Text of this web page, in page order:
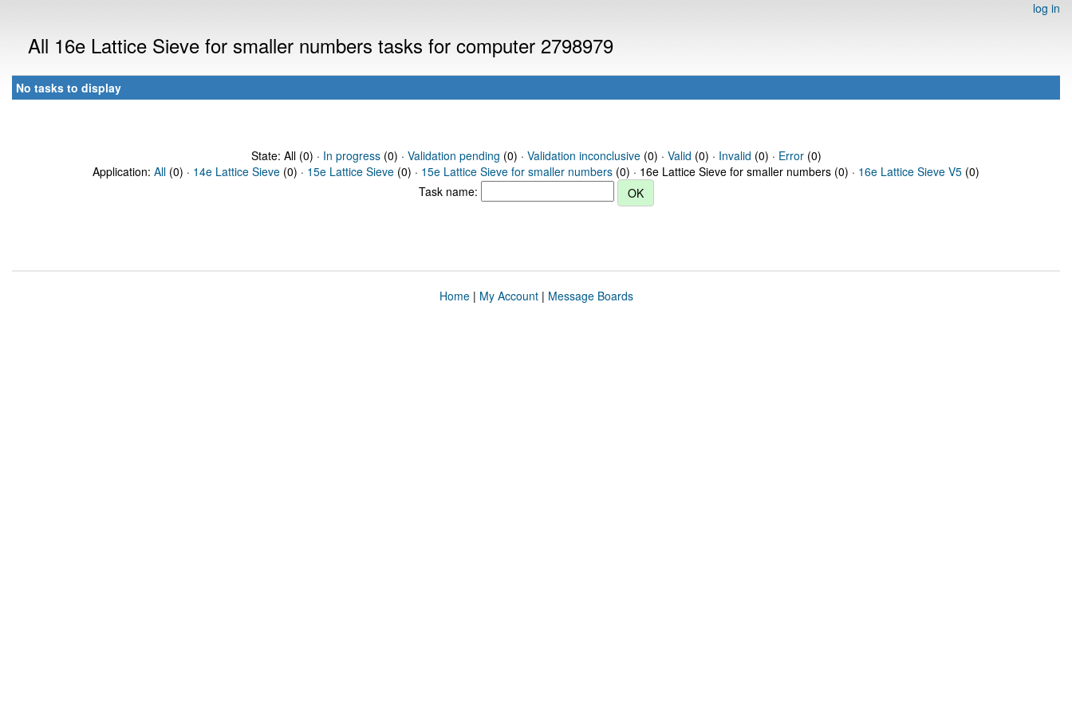
log in
All 16e Lattice Sieve for smaller numbers tasks for computer 2798979
No tasks to display
State: All (0) · In progress(0) · Validation pending (0) · Validation inconclusive(0) · Valid (0) · Invalid (0) · Error(0)
Application: All (0) · 14e Lattice Sieve (0) · 15e Lattice Sieve (0) · 15e Lattice Sieve for smaller numbers (0) · 16e Lattice Sieve for smaller numbers (0) · 16e Lattice Sieve V5 (0)
Task name:
Home| My Account| Message Boards